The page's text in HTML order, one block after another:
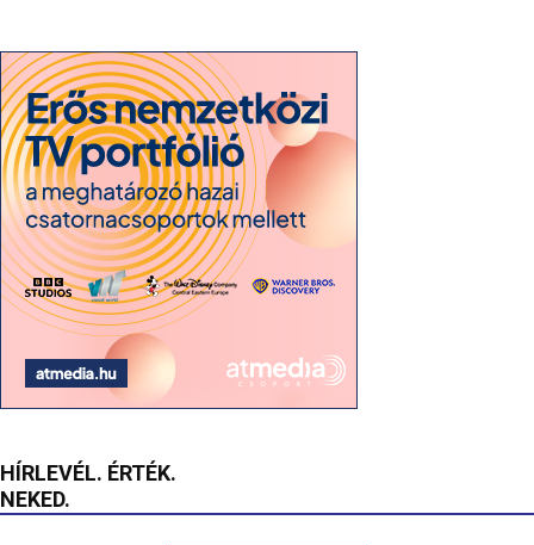
HÍRLEVÉL. ÉRTÉK.
NEKED.